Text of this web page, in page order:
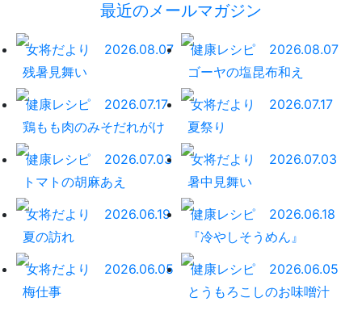
最近のメールマガジン
女将だより
2026.08.07
残暑見舞い
健康レシピ
2026.08.07
ゴーヤの塩昆布和え
健康レシピ
2026.07.17
鶏もも肉のみそだれがけ
女将だより
2026.07.17
夏祭り
健康レシピ
2026.07.03
トマトの胡麻あえ
女将だより
2026.07.03
暑中見舞い
女将だより
2026.06.19
夏の訪れ
健康レシピ
2026.06.18
『冷やしそうめん』
女将だより
2026.06.05
梅仕事
健康レシピ
2026.06.05
とうもろこしのお味噌汁